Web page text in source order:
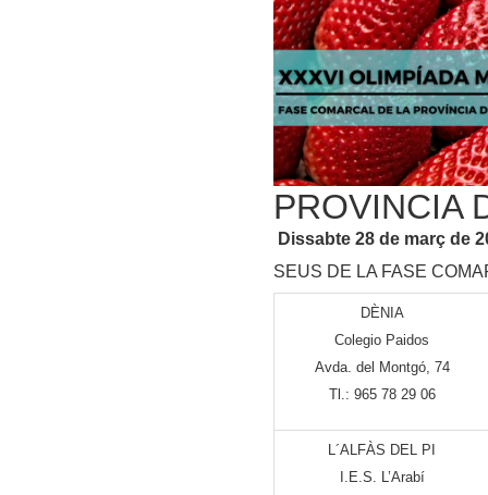
PROVINCIA
Dissabte 28 de març de
SEUS DE LA FASE
DÈNIA
Colegio Paidos
Avda. del Montgó, 74
Tl.: 965 78 29 06
L´ALFÀS DEL PI
I.E.S. L’Arabí